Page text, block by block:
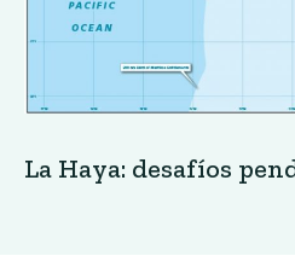
La Haya: desafíos